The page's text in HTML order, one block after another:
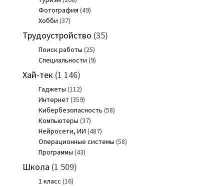
Фотография (49)
Хобби (37)
Трудоустройство (35)
Поиск работы (25)
Специальности (9)
Хай-тек (1 146)
Гаджеты (112)
Интернет(359)
Кибербезопасность (58)
Компьютеры (37)
Нейросети, ИИ (487)
Операционные системы (58)
Программы (43)
Школа (1 509)
1 класс (16)